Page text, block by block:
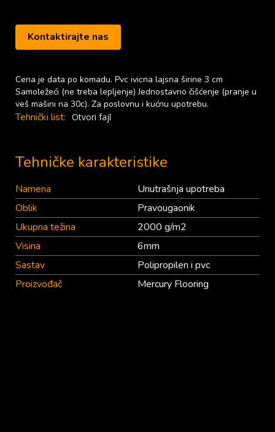
Kontaktirajte nas
Cena je data po komadu. Pvc ivicna lajsna širine 3 cm
Samoležeći (ne treba lepljenje) Jednostavno čišćenje (pranje u
veš mašini na 30c). Za poslovnu i kućnu upotrebu.
Tehnički list: Otvori fajl
Tehničke karakteristike
Namena
Unutrašnja upotreba
Oblik
Pravougaonik
Ukupna težina
2000 g/m2
Visina
6mm
Sastav
Polipropilen i pvc
Proizvođač
Mercury Flooring